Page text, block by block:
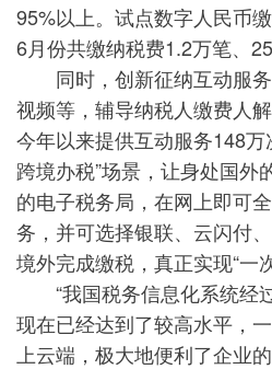
95%以上。试点数字人民币
6月份共缴纳税费1.2万笔、
同时，创新征纳互动服务
视频等，辅导纳税人缴费人
今年以来提供互动服务148
跨境办税”场景，让身处国外
的电子税务局，在网上即可
务，并可选择银联、云闪付
境外完成缴税，真正实现“一
“我国税务信息化系统经
现在已经达到了较高水平，
上云端，极大地便利了企业